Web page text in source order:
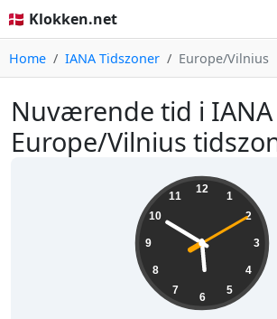
🇩🇰 Klokken.net
Home IANA Tidszoner Europe/Vilnius
Nuværende tid i IANA
Europe/Vilnius
12
1
2
3
4
5
6
7
8
9
10
11